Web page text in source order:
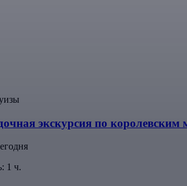
экскурсия по королевским
1 ч.